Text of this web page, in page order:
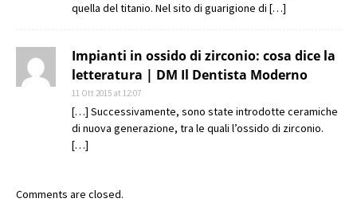
quella del titanio. Nel sito di guarigione di […]
Impianti in ossido di zirconio: cosa dice la
letteratura | DM Il Dentista Moderno
11 Ott 2015 at 12:07
[…] Successivamente, sono state introdotte ceramiche
di nuova generazione, tra le quali l’ossido di zirconio.
[…]
Comments are closed.